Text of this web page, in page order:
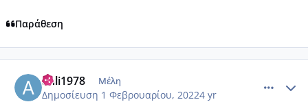
Παράθεση
anli1978 Μέλη
Δημοσίευση 1 Φεβρουαρίου, 20224 yr